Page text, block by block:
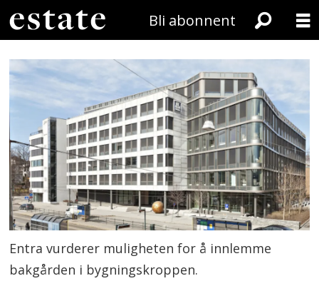
Bli abonnent
Entra vurderer muligheten for å innlemme
bakgården i bygningskroppen.